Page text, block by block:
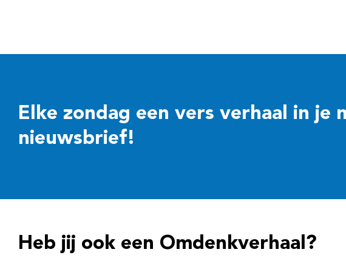
Elke zondag een vers verhaal in je
nieuwsbrief!
Heb jij ook een Omdenkverhaal?